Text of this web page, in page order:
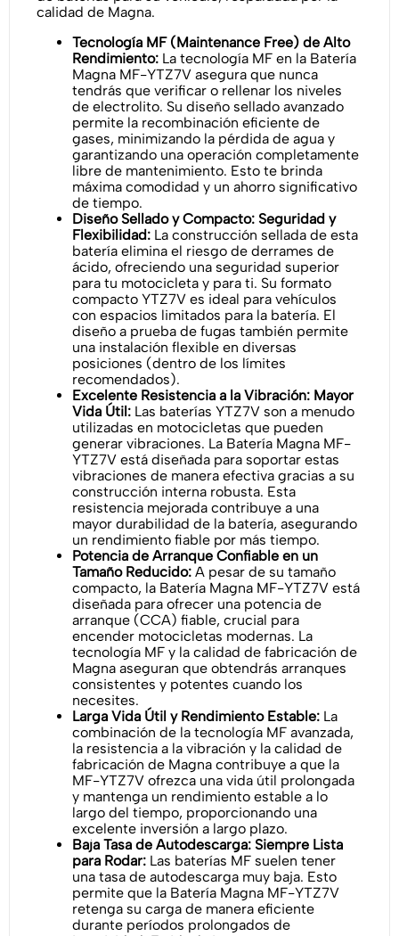
calidad de Magna.
Tecnología MF (Maintenance Free) de Alto
Rendimiento: La tecnología MF en la Batería
Magna MF-YTZ7V asegura que nunca
tendrás que verificar o rellenar los niveles
de electrolito. Su diseño sellado avanzado
permite la recombinación eficiente de
gases, minimizando la pérdida de agua y
garantizando una operación completamente
libre de mantenimiento. Esto te brinda
máxima comodidad y un ahorro significativo
de tiempo.
Diseño Sellado y Compacto: Seguridad y
Flexibilidad: La construcción sellada de esta
batería elimina el riesgo de derrames de
ácido, ofreciendo una seguridad superior
para tu motocicleta y para ti. Su formato
compacto YTZ7V es ideal para vehículos
con espacios limitados para la batería. El
diseño a prueba de fugas también permite
una instalación flexible en diversas
posiciones (dentro de los límites
recomendados).
Excelente Resistencia a la Vibración: Mayor
Vida Útil: Las baterías YTZ7V son a menudo
utilizadas en motocicletas que pueden
generar vibraciones. La Batería Magna MF-
YTZ7V está diseñada para soportar estas
vibraciones de manera efectiva gracias a su
construcción interna robusta. Esta
resistencia mejorada contribuye a una
mayor durabilidad de la batería, asegurando
un rendimiento fiable por más tiempo.
Potencia de Arranque Confiable en un
Tamaño Reducido: A pesar de su tamaño
compacto, la Batería Magna MF-YTZ7V está
diseñada para ofrecer una potencia de
arranque (CCA) fiable, crucial para
encender motocicletas modernas. La
tecnología MF y la calidad de fabricación de
Magna aseguran que obtendrás arranques
consistentes y potentes cuando los
necesites.
Larga Vida Útil y Rendimiento Estable: La
combinación de la tecnología MF avanzada,
la resistencia a la vibración y la calidad de
fabricación de Magna contribuye a que la
MF-YTZ7V ofrezca una vida útil prolongada
y mantenga un rendimiento estable a lo
largo del tiempo, proporcionando una
excelente inversión a largo plazo.
Baja Tasa de Autodescarga: Siempre Lista
para Rodar: Las baterías MF suelen tener
una tasa de autodescarga muy baja. Esto
permite que la Batería Magna MF-YTZ7V
retenga su carga de manera eficiente
durante períodos prolongados de